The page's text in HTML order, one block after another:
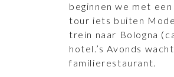
beginnen we met
tour iets buiten
trein naar Bologna
hotel.’s Avonds
familierestaurant.